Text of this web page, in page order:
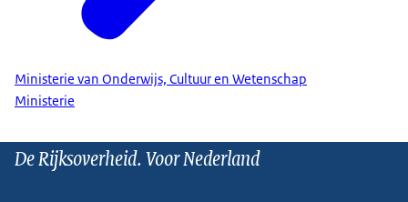
Ministerie van Onderwijs, Cultuur en Wetenschap
Ministerie
De Rijksoverheid. Voor Nederland